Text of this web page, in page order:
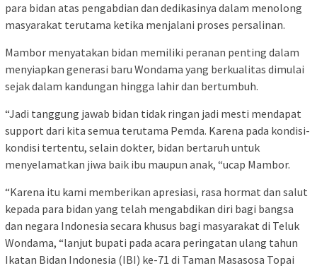
para bidan atas pengabdian dan dedikasinya dalam menolong
masyarakat terutama ketika menjalani proses persalinan.
Mambor menyatakan bidan memiliki peranan penting dalam
menyiapkan generasi baru Wondama yang berkualitas dimulai
sejak dalam kandungan hingga lahir dan bertumbuh.
“Jadi tanggung jawab bidan tidak ringan jadi mesti mendapat
support dari kita semua terutama Pemda. Karena pada kondisi-
kondisi tertentu, selain dokter, bidan bertaruh untuk
menyelamatkan jiwa baik ibu maupun anak, “ucap Mambor.
“Karena itu kami memberikan apresiasi, rasa hormat dan salut
kepada para bidan yang telah mengabdikan diri bagi bangsa
dan negara Indonesia secara khusus bagi masyarakat di Teluk
Wondama, “lanjut bupati pada acara peringatan ulang tahun
Ikatan Bidan Indonesia (IBI) ke-71 di Taman Masasosa Topai